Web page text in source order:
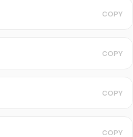
COPY
COPY
COPY
COPY